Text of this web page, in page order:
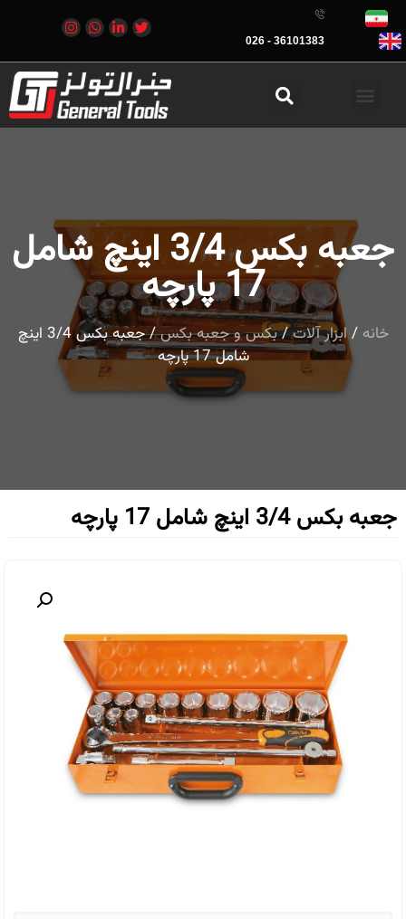
36101383 - 026
جعبه بکس 3/4 اینچ شامل
17 پارچه
خانه /ابزار آلات/بکس و جعبه بکس
/ جعبه بکس 3/4 اینچ
شامل 17 پارچه
جعبه بکس 3/4 اینچ شامل 17 پارچه